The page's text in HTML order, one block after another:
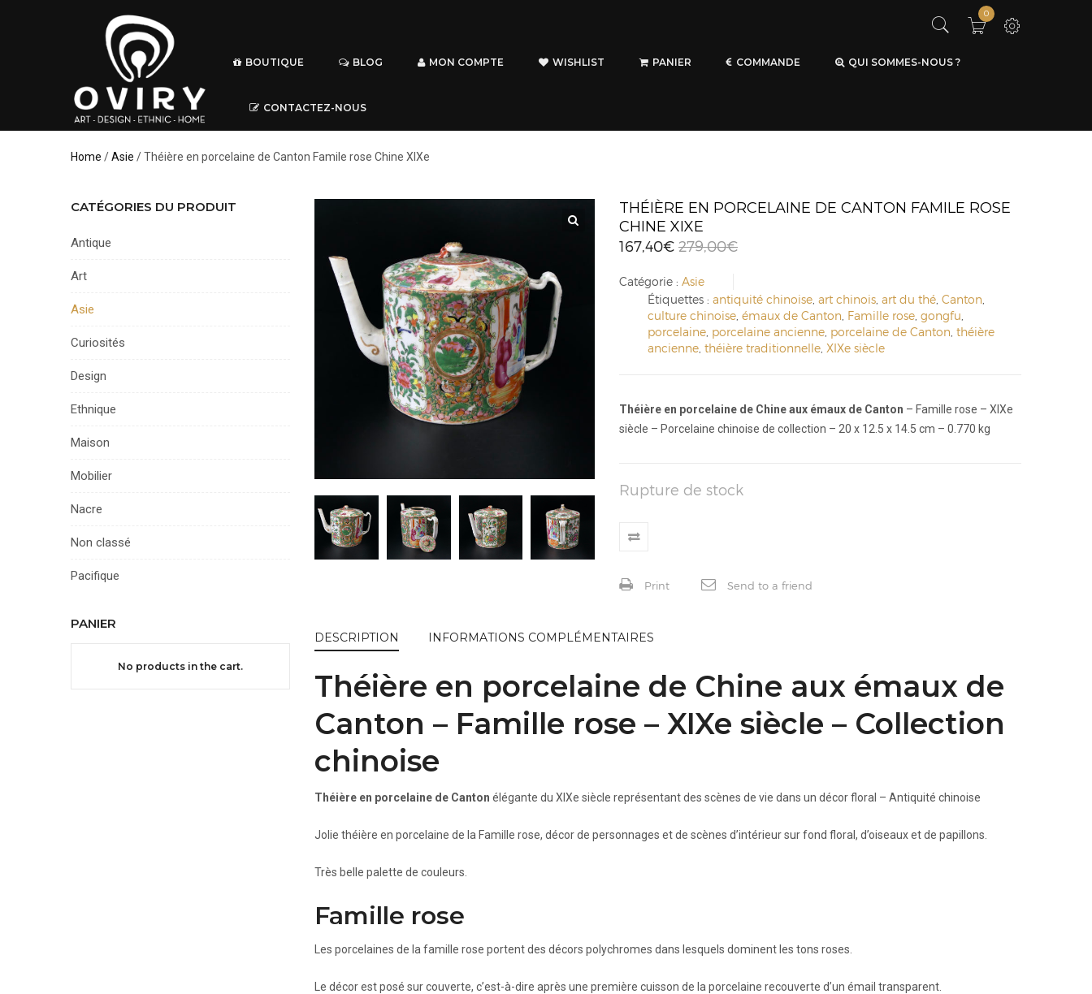
0
BOUTIQUE BLOG MON COMPTE WISHLIST PANIER COMMANDE QUI SOMMES-NOUS ?
CONTACTEZ-NOUS
Home /Asie / Théière en porcelaine de Canton Famile rose Chine XIXe
THÉIÈRE EN PORCELAINE DE CANTON FAMILE ROSE
CHINE XIXE
279,00€
167,40€
Catégorie : Asie
Étiquettes : antiquité chinoise art chinois art du thé Canton
culture chinoise émaux de Canton Famille rose gongfu
porcelaine porcelaine ancienne porcelaine de Canton théière
ancienne théière traditionnelle XIXe siècle
Théière en porcelaine de Chine aux émaux de Canton – Famille rose – XIXe
siècle – Porcelaine chinoise de collection – 20 x 12.5 x 14.5 cm – 0.770 kg
Rupture de stock
Print Send to a friend
DESCRIPTION INFORMATIONS COMPLÉMENTAIRES
Théière en porcelaine de Chine aux émaux de
Canton – Famille rose – XIXe siècle – Collection
chinoise
Théière en porcelaine de Canton élégante du XIXe siècle représentant des scènes de vie dans un décor floral – Antiquité chinoise
Jolie théière en porcelaine de la Famille rose, décor de personnages et de scènes d’intérieur sur fond floral, d’oiseaux et de papillons.
Très belle palette de couleurs.
Famille rose
Les porcelaines de la famille rose portent des décors polychromes dans lesquels dominent les tons roses.
Le décor est posé sur couverte, c’est-à-dire après une première cuisson de la porcelaine recouverte d’un émail transparent.
CATÉGORIES DU PRODUIT
Antique
Art
Asie
Curiosités
Design
Ethnique
Maison
Mobilier
Nacre
Non classé
Pacifique
PANIER
No products in the cart.